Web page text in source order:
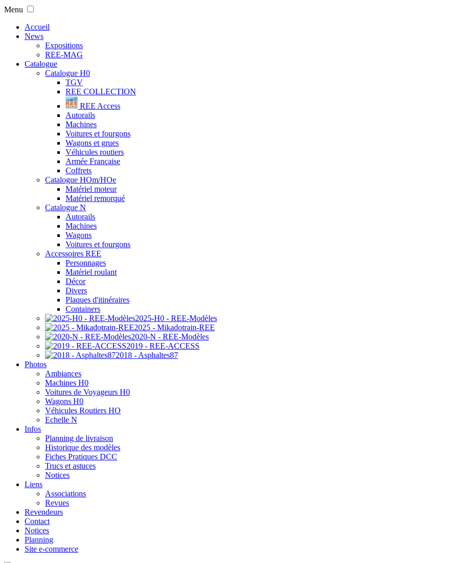
Menu
Accueil
News
Expositions
REE-MAG
Catalogue
Catalogue H0
TGV
REE COLLECTION
REE Access
Autorails
Machines
Voitures et fourgons
Wagons et grues
Véhicules routiers
Armée Française
Coffrets
Catalogue HOm/HOe
Matériel moteur
Matériel remorqué
Catalogue N
Autorails
Machines
Wagons
Voitures et fourgons
Accessoires REE
Personnages
Matériel roulant
Décor
Divers
Plaques d'itinéraires
Containers
2025-H0 - REE-Modèles
2025 - Mikadotrain-REE
2020-N - REE-Modèles
2019 - REE-ACCESS
2018 - Asphaltes87
Photos
Ambiances
Machines H0
Voitures de Voyageurs H0
Wagons H0
Véhicules Routiers HO
Echelle N
Infos
Planning de livraison
Historique des modèles
Fiches Pratiques DCC
Trucs et astuces
Notices
Liens
Associations
Revues
Revendeurs
Contact
Notices
Planning
Site e-commerce